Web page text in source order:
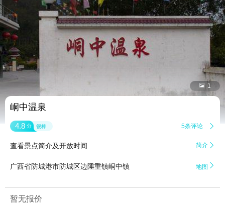
 1
峒中温泉
4.8 分 很棒 5条评论 
查看景点简介及开放时间 简介 
广西省防城港市防城区边陲重镇峒中镇 地图 
暂无报价
